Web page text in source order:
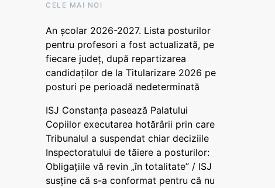
CELE MAI NOI
An școlar 2026-2027. Lista posturilor
pentru profesori a fost actualizată, pe
fiecare județ, după repartizarea
candidaților de la Titularizare 2026 pe
posturi pe perioadă nedeterminată
ISJ Constanța pasează Palatului
Copiilor executarea hotărârii prin care
Tribunalul a suspendat chiar deciziile
Inspectoratului de tăiere a posturilor:
Obligațiile vă revin „în totalitate” / ISJ
susține că s-a conformat pentru că nu